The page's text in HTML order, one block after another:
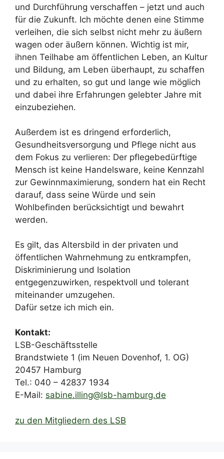
und Durchführung verschaffen – jetzt und auch
für die Zukunft. Ich möchte denen eine Stimme
verleihen, die sich selbst nicht mehr zu äußern
wagen oder äußern können. Wichtig ist mir,
ihnen Teilhabe am öffentlichen Leben, an Kultur
und Bildung, am Leben überhaupt, zu schaffen
und zu erhalten, so gut und lange wie möglich
und dabei ihre Erfahrungen gelebter Jahre mit
einzubeziehen.
Außerdem ist es dringend erforderlich,
Gesundheitsversorgung und Pflege nicht aus
dem Fokus zu verlieren: Der pflegebedürftige
Mensch ist keine Handelsware, keine Kennzahl
zur Gewinnmaximierung, sondern hat ein Recht
darauf, dass seine Würde und sein
Wohlbefinden berücksichtigt und bewahrt
werden.
Es gilt, das Altersbild in der privaten und
öffentlichen Wahrnehmung zu entkrampfen,
Diskriminierung und Isolation
entgegenzuwirken, respektvoll und tolerant
miteinander umzugehen.
Dafür setze ich mich ein.
Kontakt:
LSB-Geschäftsstelle
Brandstwiete 1 (im Neuen Dovenhof, 1. OG)
20457 Hamburg
Tel.: 040 – 42837 1934
E-Mail: sabine.illing@lsb-hamburg.de
zu den Mitgliedern des LSB